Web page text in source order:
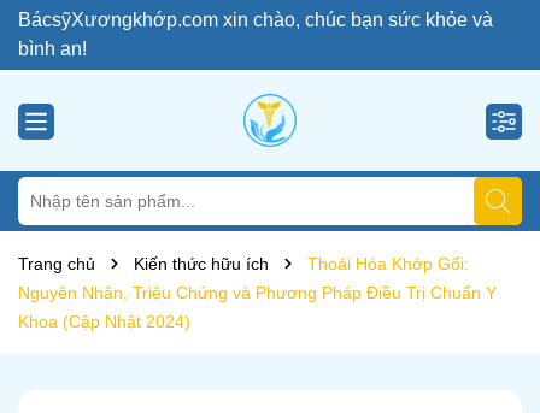
BácsỹXươngkhớp.com xin chào, chúc bạn sức khỏe và
bình an!
Trang chủ Kiến thức hữu ích
Thoái Hóa Khớp Gối:
Nguyên Nhân, Triệu Chứng và Phương Pháp Điều Trị Chuẩn Y
Khoa (Cập Nhật 2024)